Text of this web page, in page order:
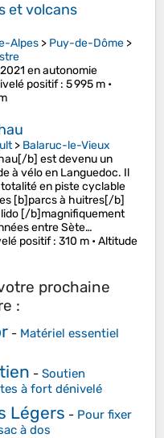
et volcans
Alpes > Puy-de-Dôme >
en autonomie
positif: 5 995 m •
> Balaruc-le-Vieux
b] est devenu un
à vélo en Languedoc. Il
en piste cyclable
[b]parcs à huitres[/b]
[/b]magnifiquement
entre Sète…
positif: 310 m •Altitude
prochaine
:
- Matériel essentiel
- Soutien
à fort dénivelé
Légers - Pour fixer
à dos